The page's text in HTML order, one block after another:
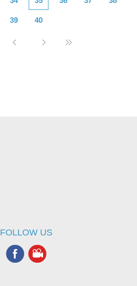
39 40
FOLLOW US